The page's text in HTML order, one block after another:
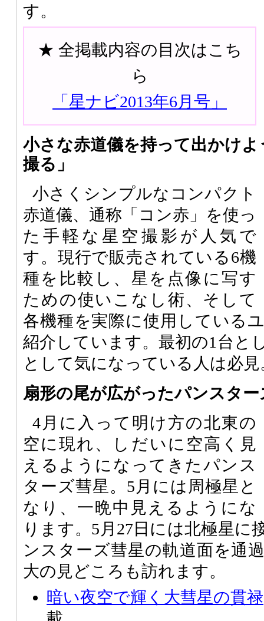
す。
★ 全掲載内容の目次はこち
ら
「星ナビ2013年6月号」
小さな赤道儀を持って出かけ
撮る」
小さくシンプルなコンパクト
赤道儀、通称「コン赤」を使っ
た手軽な星空撮影が人気で
す。現行で販売されている6機
種を比較し、星を点像に写す
ための使いこなし術、そして
各機種を実際に使用している
紹介しています。最初の1台と
として気になっている人は必見
扇形の尾が広がったパンスター
4月に入って明け方の北東の
空に現れ、しだいに空高く見
えるようになってきたパンス
ターズ彗星。5月には周極星と
なり、一晩中見えるようにな
ります。5月27日には北極星に
ンスターズ彗星の軌道面を通
大の見どころも訪れます。
暗い夜空で輝く大彗星の貫禄